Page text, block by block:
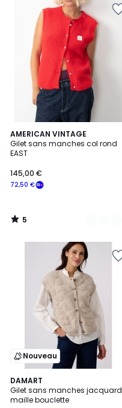
AMERICAN VINTAGE
Gilet sans manches col rond
EAST
€
souscrivez
notre
programme
72,50 €
145,00 €
5
/
5
5
Couleurs
5
/
Nouveau
DAMART
Gilet sans manches jacquard
maille bouclette